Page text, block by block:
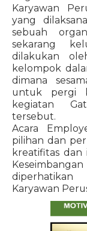
Karyawan
yang
sebuah
sekarang
dilakukan
kelompok
dimana
untuk pergi
kegiatan
tersebut.
Acara
pilihan dan
kreatifitas dan
Karyawan